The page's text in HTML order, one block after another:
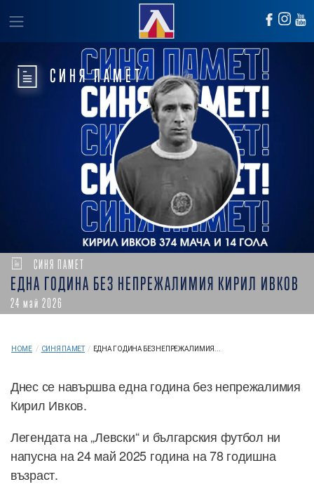
СИНЯ ПАМЕТ
СИНЯ ПАМЕТ
ЕДНА ГОДИНА БЕЗ НЕПРЕЖАЛИМИЯ КИРИЛ ИВКОВ
24 май 2026
HOME / СИНЯ ПАМЕТ / ЕДНА ГОДИНА БЕЗ НЕПРЕЖАЛИМИЯ...
Днес се навършва една година без непрежалимия
Кирил Ивков.
Легендата на „Левски“ и българския футбол ни
напусна на 24 май 2025 година на 78 годишна
възраст.